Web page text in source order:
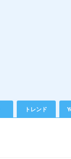
トレンド